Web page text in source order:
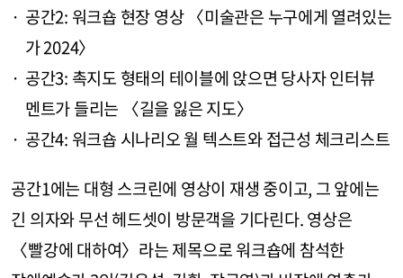
공간2: 워크숍 현장 영상 〈미술관은 누구에게 열려있는
가 2024〉
공간3: 촉지도 형태의 테이블에 앉으면 당사자 인터뷰
멘트가 들리는 〈길을 잃은 지도〉
공간4: 워크숍 시나리오 월 텍스트와 접근성 체크리스트
공간1에는 대형 스크린에 영상이 재생 중이고, 그 앞에는
긴 의자와 무선 헤드셋이 방문객을 기다린다. 영상은
〈빨강에 대하여〉라는 제목으로 워크숍에 참석한